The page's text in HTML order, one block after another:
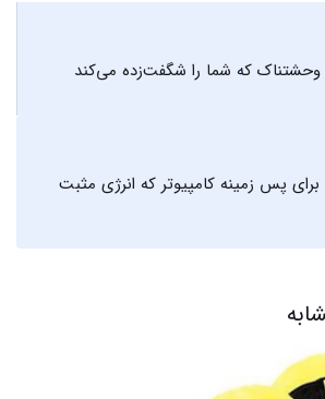
برای پس زمینه کامپیوتر که انرژی مثبت